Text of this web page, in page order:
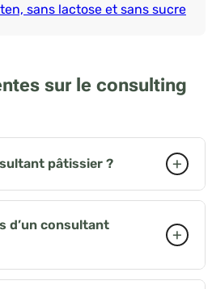
sans lactose et sans sucre
sur le consulting
pâtissier ? +
est un expert indépendant
de la restauration,
alimentaire pour
en audit, en formation, en
d’un consultant
+
les hôtels de luxe